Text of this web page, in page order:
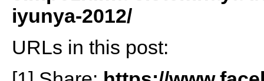
iyunya-2012/
URLs in this post: